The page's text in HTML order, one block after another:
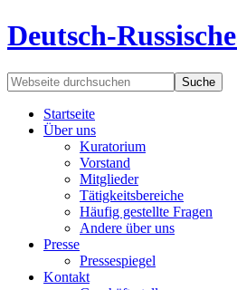
Deutsch-
Startseite
Über uns
Kuratorium
Vorstand
Mitglieder
Tätigkeitsbereiche
Häufig gestellte Fragen
Andere über uns
Presse
Pressespiegel
Kontakt